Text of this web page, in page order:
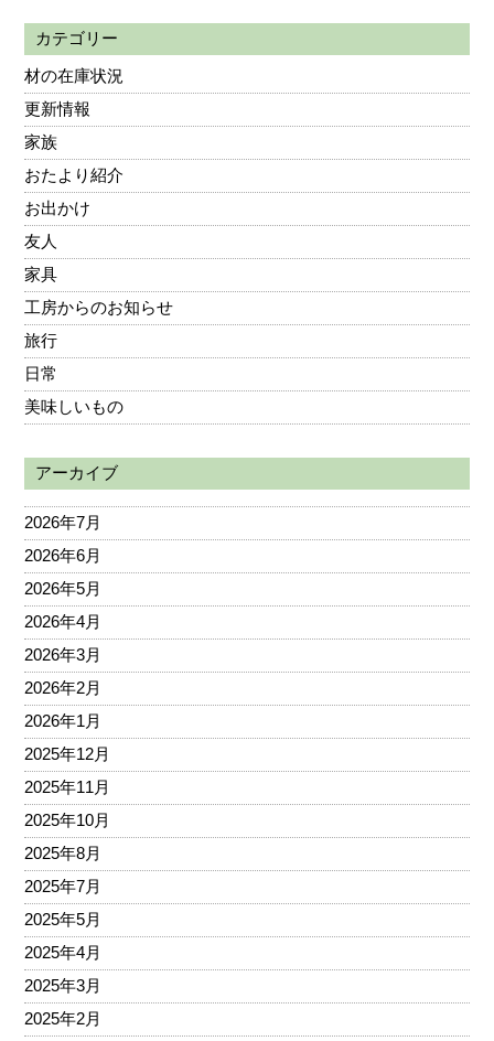
カテゴリー
材の在庫状況
更新情報
家族
おたより紹介
お出かけ
友人
家具
工房からのお知らせ
旅行
日常
美味しいもの
アーカイブ
2026年7月
2026年6月
2026年5月
2026年4月
2026年3月
2026年2月
2026年1月
2025年12月
2025年11月
2025年10月
2025年8月
2025年7月
2025年5月
2025年4月
2025年3月
2025年2月